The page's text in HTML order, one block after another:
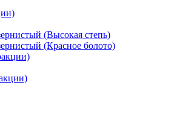
(Высокая степь)
(Красное болото)